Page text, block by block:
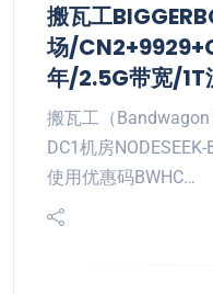
搬瓦工
场/
年/2.5G带宽/1T
搬瓦工（
DC1机房NODESEEK-
使用优惠码BWHC…